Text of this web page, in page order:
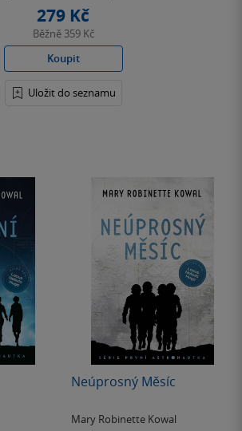
279 Kč
Běžně 359 Kč
Koupit
Uložit do seznamu
Neúprosný Měsíc
Mary Robinette Kowal